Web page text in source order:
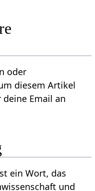
oder
diesem Artikel
deine Email an
ein Wort, das
und